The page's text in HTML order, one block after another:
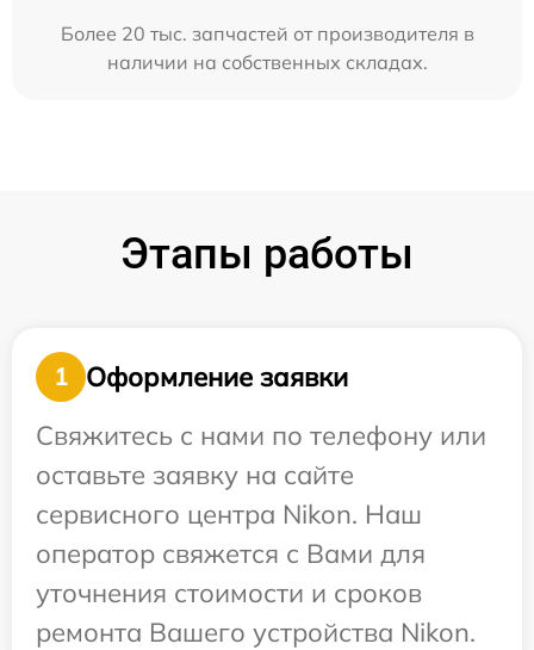
Более 20 тыс. запчастей от производителя в
наличии на собственных складах.
Этапы работы
1
Оформление заявки
Свяжитесь с нами по телефону или
оставьте заявку на сайте
сервисного центра Nikon. Наш
оператор свяжется с Вами для
уточнения стоимости и сроков
ремонта Вашего устройства Nikon.